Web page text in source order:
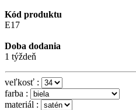
Kód produktu
E17
Doba dodania
1 týždeň
veľkosť :
farba :
materiál :